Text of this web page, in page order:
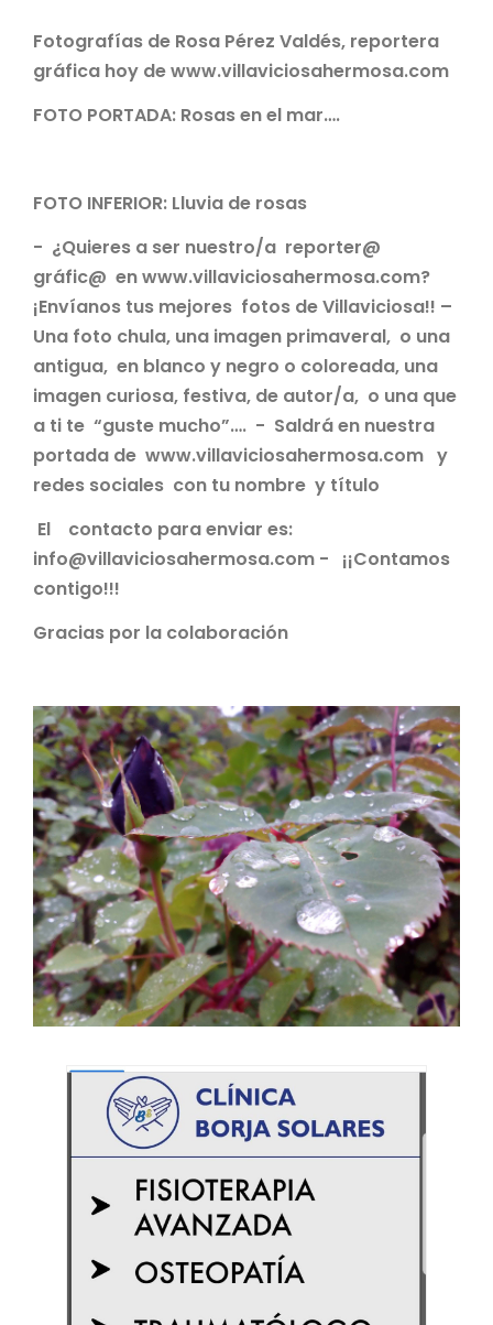
Fotografías de Rosa Pérez Valdés, reportera
gráfica hoy de www.villaviciosahermosa.com
FOTO PORTADA: Rosas en el mar….
FOTO INFERIOR: Lluvia de rosas
- ¿Quieres a ser nuestro/a reporter@
gráfic@ en www.villaviciosahermosa.com?
¡Envíanos tus mejores fotos de Villaviciosa!! –
Una foto chula, una imagen primaveral, o una
antigua, en blanco y negro o coloreada, una
imagen curiosa, festiva, de autor/a, o una que
a ti te “guste mucho”…. - Saldrá en nuestra
portada de www.villaviciosahermosa.com y
redes sociales con tu nombre y título
El contacto para enviar es:
info@villaviciosahermosa.com - ¡¡Contamos
contigo!!!
Gracias por la colaboración